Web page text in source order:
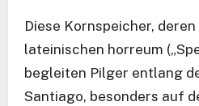
Diese Kornspeicher,
lateinischen horreum
begleiten Pilger entlang
Santiago, besonders auf